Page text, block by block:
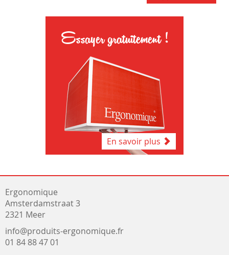
Essayer gratuitement !
En savoir plus
Ergonomique
Amsterdamstraat 3
2321 Meer
info@produits-ergonomique.fr
01 84 88 47 01